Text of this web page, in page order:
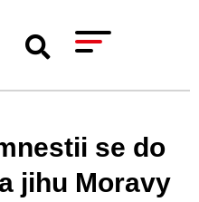
se do
jihu Moravy